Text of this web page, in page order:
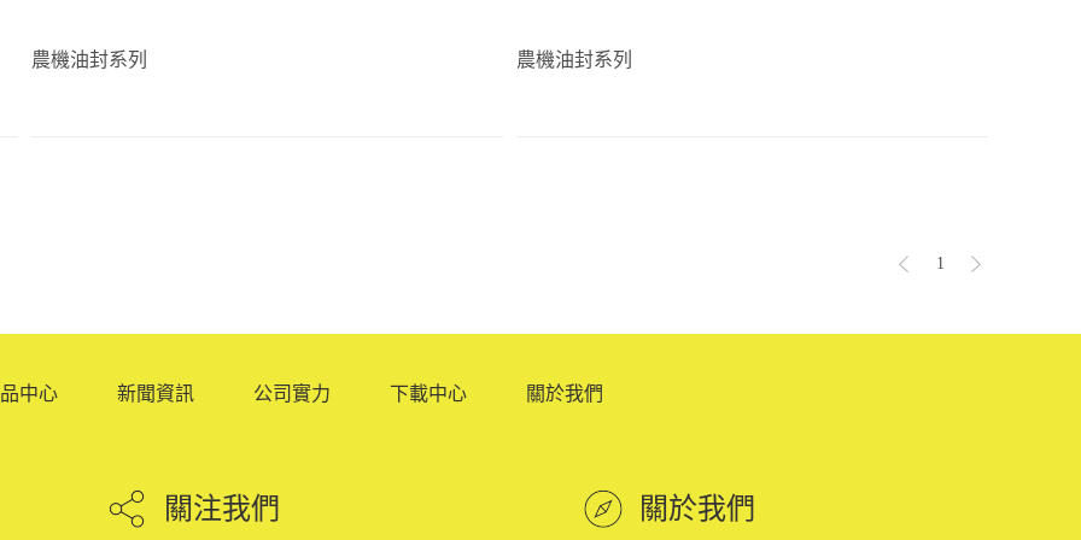
農機油封系列 農機油封系列
1
中心 新聞資訊 公司實力 下載中心 關於我們
關注我們 關於我們